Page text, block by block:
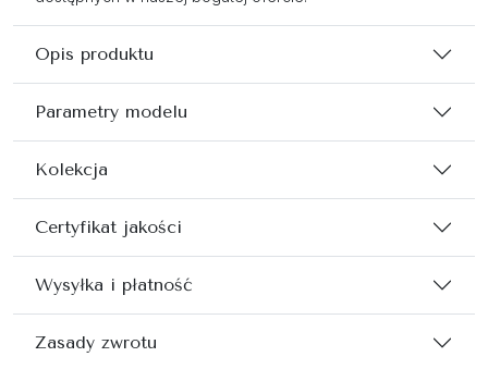
Opis produktu
Parametry modelu
Kolekcja
Certyfikat jakości
Wysyłka i płatność
Zasady zwrotu